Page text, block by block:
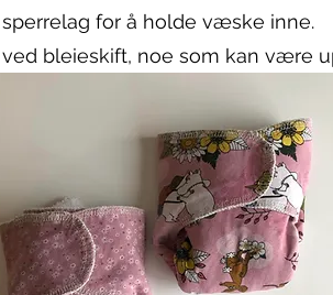
for å holde væske inne.
bleieskift, noe som kan være